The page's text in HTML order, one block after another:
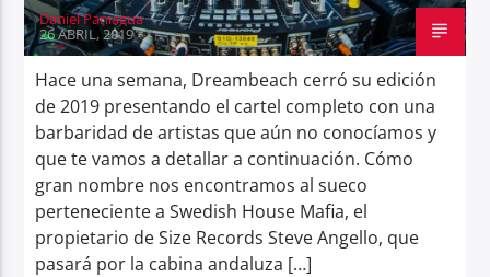
Daniel Paniagua
26 ABRIL, 2019
Hace una semana, Dreambeach cerró su edición
de 2019 presentando el cartel completo con una
barbaridad de artistas que aún no conocíamos y
que te vamos a detallar a continuación. Cómo
gran nombre nos encontramos al sueco
perteneciente a Swedish House Mafia, el
propietario de Size Records Steve Angello, que
pasará por la cabina andaluza […]